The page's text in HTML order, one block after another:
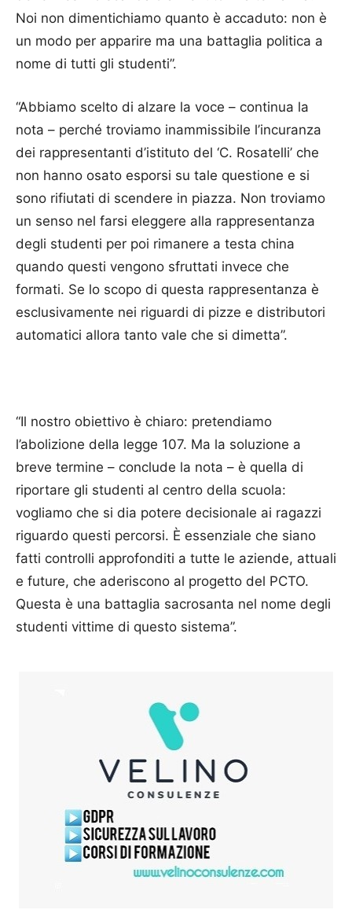
Noi non dimentichiamo quanto è accaduto: non è
un modo per apparire ma una battaglia politica a
nome di tutti gli studenti”.
“Abbiamo scelto di alzare la voce – continua la
nota – perché troviamo inammissibile l’incuranza
dei rappresentanti d’istituto del ‘C. Rosatelli’ che
non hanno osato esporsi su tale questione e si
sono rifiutati di scendere in piazza. Non troviamo
un senso nel farsi eleggere alla rappresentanza
degli studenti per poi rimanere a testa china
quando questi vengono sfruttati invece che
formati. Se lo scopo di questa rappresentanza è
esclusivamente nei riguardi di pizze e distributori
automatici allora tanto vale che si dimetta”.
“Il nostro obiettivo è chiaro: pretendiamo
l’abolizione della legge 107. Ma la soluzione a
breve termine – conclude la nota – è quella di
riportare gli studenti al centro della scuola:
vogliamo che si dia potere decisionale ai ragazzi
riguardo questi percorsi. È essenziale che siano
fatti controlli approfonditi a tutte le aziende, attuali
e future, che aderiscono al progetto del PCTO.
Questa è una battaglia sacrosanta nel nome degli
studenti vittime di questo sistema”.